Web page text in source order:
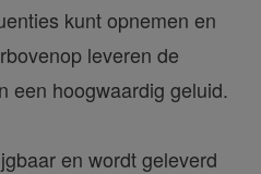
kunt opnemen en
leveren de
een hoogwaardig geluid.
en wordt geleverd